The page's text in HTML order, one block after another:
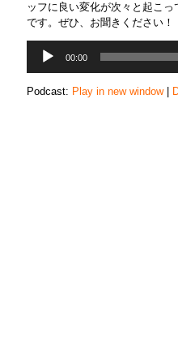
ッフに良い変化が次々と起こ
です。ぜひ、お聞きください！
レ
00:00
Podcast: Play in new window|